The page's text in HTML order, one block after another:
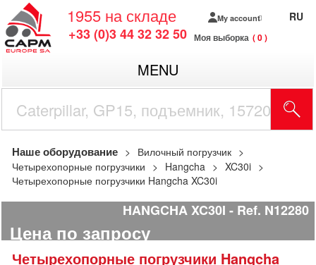
1955 на складе
+33 (0)3 44 32 32 50
My account
Моя выборка 0
RU
MENU
Наше оборудование
Вилочный погрузчик
Четырехопорные погрузчики
Hangcha
XC30i
Четырехопорные погрузчики Hangcha XC30i
HANGCHA XC30I Ref. N12280
Цена по запросу
Четырехопорные погрузчики Hangcha